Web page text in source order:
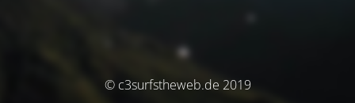
© c3surfstheweb.de 2019